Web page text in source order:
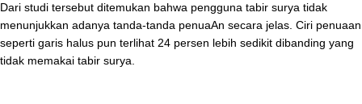
Dari studi tersebut ditemukan bahwa pengguna tabir surya tidak
menunjukkan adanya tanda-tanda penuaAn secara jelas. Ciri penuaan
seperti garis halus pun terlihat 24 persen lebih sedikit dibanding yang
tidak memakai tabir surya.